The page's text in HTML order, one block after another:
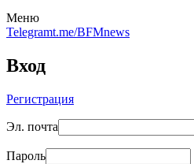
Меню
Telegramt.me/BFMnews
Вход
Регистрация
Эл. почта
Пароль